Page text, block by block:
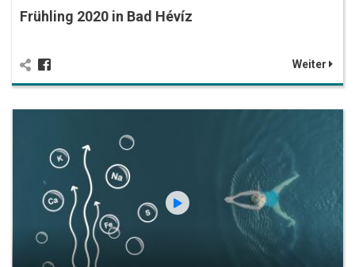
Frühling 2020 in Bad Hévíz
Weiter